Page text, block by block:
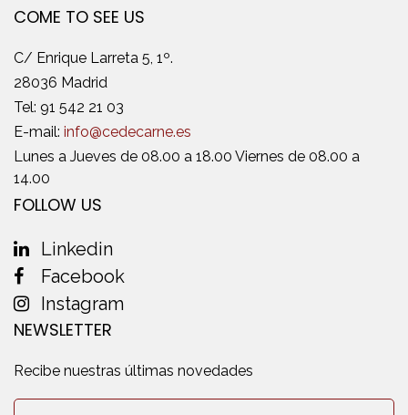
COME TO SEE US
C/ Enrique Larreta 5, 1º.
28036 Madrid
Tel: 91 542 21 03
E-mail: info@cedecarne.es
Lunes a Jueves de 08.00 a 18.00 Viernes de 08.00 a
14.00
FOLLOW US
Linkedin
Facebook
Instagram
NEWSLETTER
Recibe nuestras últimas novedades